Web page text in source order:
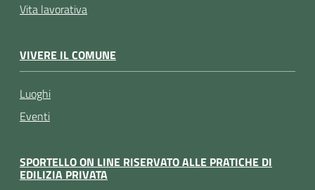
Vita lavorativa
VIVERE IL COMUNE
Luoghi
Eventi
SPORTELLO ON LINE RISERVATO ALLE PRATICHE DI
EDILIZIA PRIVATA